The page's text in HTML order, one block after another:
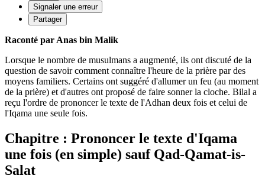
Signaler une erreur
Partager
Raconté par Anas bin Malik
Lorsque le nombre de musulmans a augmenté, ils ont discuté de la
question de savoir comment connaître l'heure de la prière par des
moyens familiers. Certains ont suggéré d'allumer un feu (au moment
de la prière) et d'autres ont proposé de faire sonner la cloche. Bilal a
reçu l'ordre de prononcer le texte de l'Adhan deux fois et celui de
l'Iqama une seule fois.
Chapitre : Prononcer le texte d'Iqama
une fois (en simple) sauf Qad-Qamat-is-
Salat